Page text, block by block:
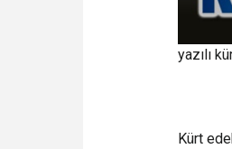
yazılı
Kürt